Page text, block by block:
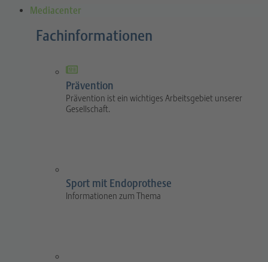
Mediacenter
Fachinformationen
Prävention
Prävention ist ein wichtiges Arbeitsgebiet unserer
Gesellschaft.
Sport mit Endoprothese
Informationen zum Thema